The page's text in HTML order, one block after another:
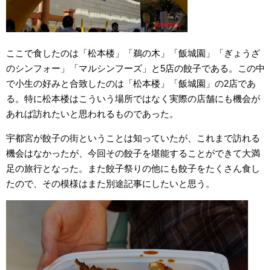
ここで食したのは「松本楼」「鵜の木」「飯城園」「ぎょうざ
のシンフォー」「マルシンフーズ」と5店の餃子である。この中
で小生の好みと合致したのは「松本楼」「飯城園」の2店であ
る。特に松本楼はこういう場所ではなく実際の店舗にも機会が
あれば訪れたいと思われるものであった。
宇都宮が餃子の街ということは知っていたが、これまで訪れる
機会はなかったが、今回その餃子を堪能することができて大満
足の旅行となった。また餃子祭りの他にも餃子をたくさん食し
たので、その模様はまた別途記事にしたいと思う。